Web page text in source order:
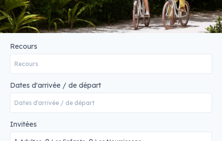
Recours
Dates d'arrivée / de départ
Invitées